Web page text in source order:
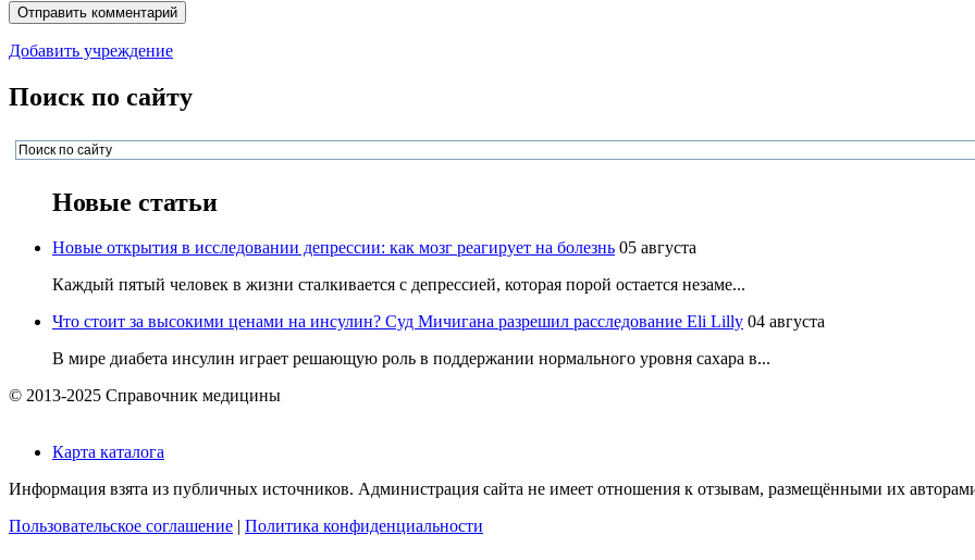
Добавить учреждение
Поиск по сайту
Новые статьи
Новые открытия в исследовании депрессии: как мозг реагирует на болезнь 05 августа
Каждый пятый человек в жизни сталкивается с депрессией, которая порой остается незаме...
Что стоит за высокими ценами на инсулин? Суд Мичигана разрешил расследование Eli Lilly 04 августа
В мире диабета инсулин играет решающую роль в поддержании нормального уровня сахара в...
© 2013-2025 Справочник медицины
Карта каталога
Информация взята из публичных источников. Администрация сайта не имеет отношения к отзывам, размещёнными их
Пользовательское соглашение
Политика конфиденциальности